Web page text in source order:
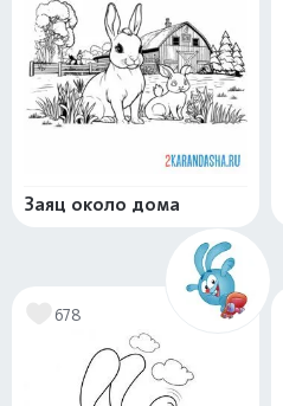
Заяц около дома
678